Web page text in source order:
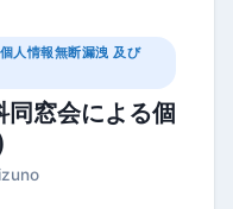
人情報無断漏洩 及び
窓会による個